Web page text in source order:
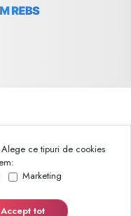
Alege ce tipuri de cookies
Marketing
Accept tot